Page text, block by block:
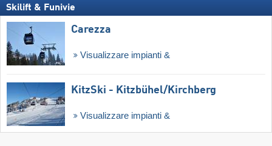
Skilift & Funivie
Carezza
Visualizzare impianti &
KitzSki - Kitzbühel/​Kirchberg
Visualizzare impianti &